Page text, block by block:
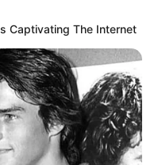
Captivating The Internet